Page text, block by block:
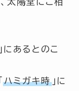
にあるとのこ
「ハミガキ時」 に